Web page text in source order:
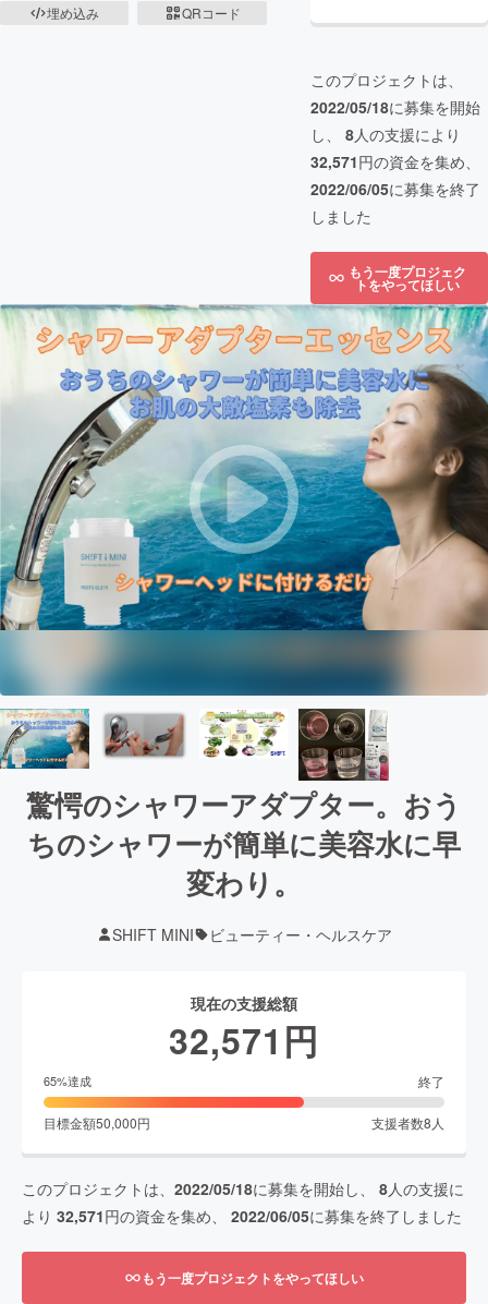
埋め込み
QRコード
このプロジェクトは、
2022/05/18に募集を開始
し、 8人の支援により
32,571円の資金を集め、
2022/06/05に募集を終了
しました
もう一度プロジェク
トをやってほしい
驚愕のシャワーアダプター。おう
ちのシャワーが簡単に美容水に早
変わり。
SHIFT MINI ビューティー・ヘルスケア
現在の支援総額
32,571 円
65%達成 終了
目標金額50,000円 支援者数8 人
このプロジェクトは、 2022/05/18に募集を開始し、 8人の支援に
より 32,571円の資金を集め、 2022/06/05に募集を終了しました
もう一度プロジェクトをやってほしい